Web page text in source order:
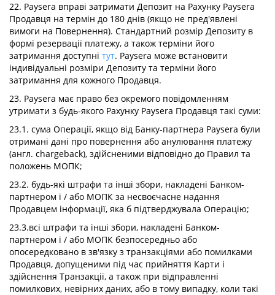
22. Paysera вправі затримати Депозит на Рахунку Paysera
Продавця на термін до 180 днів (якщо не пред'явлені
вимоги на Повернення). Стандартний розмір Депозиту в
формі резервації платежу, а також терміни його
затримання доступні тут. Paysera може встановити
індивідуальні розміри Депозиту та терміни його
затримання для кожного Продавця.
23. Paysera має право без окремого повідомленням
утримати з будь-якого Рахунку Paysera Продавця такі суми:
23.1. сума Операції, якщо від Банку-партнера Paysera були
отримані дані про повернення або анулювання платежу
(англ. chargeback), здійсненими відповідно до Правил та
положень МОПК;
23.2. будь-які штрафи та інші збори, накладені Банком-
партнером і / або МОПК за несвоєчасне надання
Продавцем інформації, яка б підтверджувала Операцію;
23.3.всі штрафи та інші збори, накладені Банком-
партнером і / або МОПК безпосередньо або
опосередковано в зв'язку з транзакціями або помилками
Продавця, допущеними під час прийняття Карти і
здійснення Транзакції, а також при відправленні
помилкових, невірних даних, або в тому випадку, коли такі